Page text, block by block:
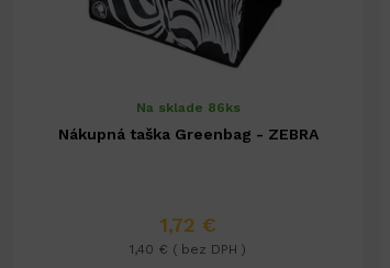
Na sklade 86ks
Nákupná taška Greenbag - ZEBRA
1,72 €
1,40 € ( bez DPH )